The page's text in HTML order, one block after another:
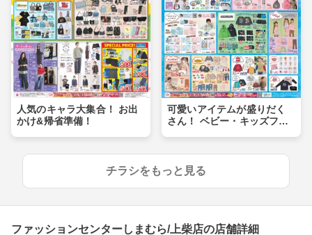
人気のキャラ大集合！ お出
かけ&帰省準備！
可愛いアイテムが盛りだく
さん！ ベビー・キッズフェ
チラシをもっと見る
ファッションセンターしまむら/上柴店の店舗詳細